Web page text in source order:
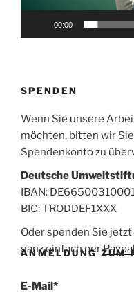
00:00
SPENDEN
Wenn Sie unsere
möchten, bitten wir
Spendenkonto zu
Deutsche
IBAN:
BIC: TRODDEF1XXX
Oder spenden Sie
ganz einfach perPaypal
ANMELDUNG ZUM
E-Mail*